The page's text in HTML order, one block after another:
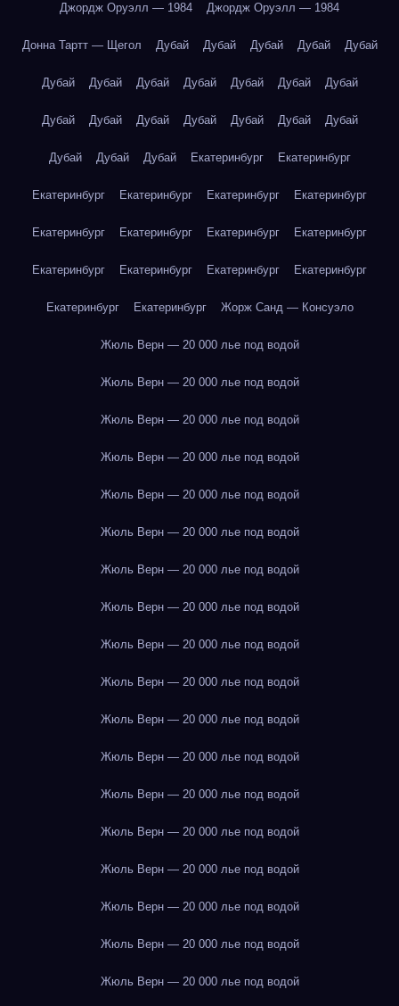
Джордж Оруэлл — 1984 Джордж Оруэлл — 1984
Донна Тартт — Щегол Дубай Дубай Дубай Дубай Дубай
Дубай Дубай Дубай Дубай Дубай Дубай Дубай
Дубай Дубай Дубай Дубай Дубай Дубай Дубай
Дубай Дубай Дубай Екатеринбург Екатеринбург
Екатеринбург Екатеринбург Екатеринбург Екатеринбург
Екатеринбург Екатеринбург Екатеринбург Екатеринбург
Екатеринбург Екатеринбург Екатеринбург Екатеринбург
Екатеринбург Екатеринбург Жорж Санд — Консуэло
Жюль Верн — 20 000 лье под водой
Жюль Верн — 20 000 лье под водой
Жюль Верн — 20 000 лье под водой
Жюль Верн — 20 000 лье под водой
Жюль Верн — 20 000 лье под водой
Жюль Верн — 20 000 лье под водой
Жюль Верн — 20 000 лье под водой
Жюль Верн — 20 000 лье под водой
Жюль Верн — 20 000 лье под водой
Жюль Верн — 20 000 лье под водой
Жюль Верн — 20 000 лье под водой
Жюль Верн — 20 000 лье под водой
Жюль Верн — 20 000 лье под водой
Жюль Верн — 20 000 лье под водой
Жюль Верн — 20 000 лье под водой
Жюль Верн — 20 000 лье под водой
Жюль Верн — 20 000 лье под водой
Жюль Верн — 20 000 лье под водой